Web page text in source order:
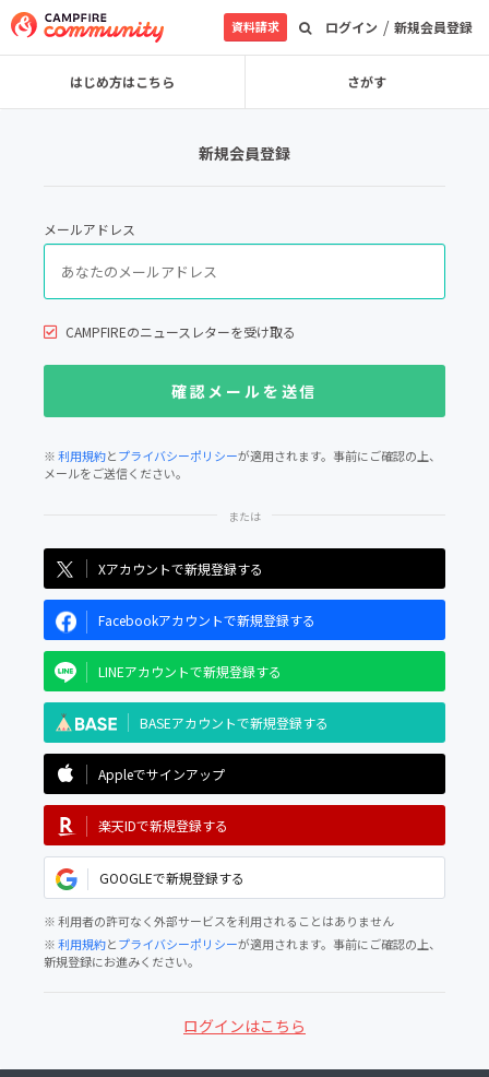
ログイン / 新規会員登録
資料請求
はじめ方はこちら さがす
新規会員登録
メールアドレス
CAMPFIREのニュースレターを受け取る
※利用規約とプライバシーポリシーが適用されます。事前にご確認の上、
メールをご送信ください。
Xアカウントで新規登録する
Facebookアカウントで新規登録する
LINEアカウントで新規登録する
BASEアカウントで新規登録する
Appleでサインアップ
楽天IDで新規登録する
GOOGLEで新規登録する
※ 利用者の許可なく外部サービスを利用されることはありません
※利用規約とプライバシーポリシーが適用されます。事前にご確認の上、
新規登録にお進みください。
ログインはこちら